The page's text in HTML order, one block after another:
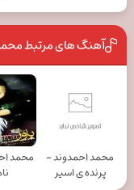
آهنگ های مرتبط
محمد احمدوند -
پرنده ی اسیر
محمد